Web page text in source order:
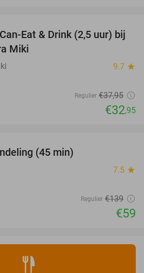
13%
Eat & Drink (2,5 uur) bij
Miki
9.7 star
Regulier €37,95
€32,95
(45 min)
7.5 star
Regulier €139
€59